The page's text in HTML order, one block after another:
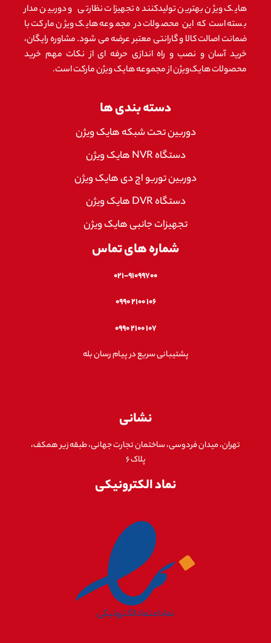
هایک ویژن بهترین تولیدکننده تجهیزات نظارتی و دوربین مدار
بسته است که این محصولات در مجموعه هایک ویژن مارکت با
ضمانت اصالت کالا و گارانتی معتبر عرضه می شود. مشاوره رایگان،
خرید آسان و نصب و راه اندازی حرفه ای از نکات مهم خرید
محصولات هایک‌ویژن از مجموعه هایک ویژن مارکت است.
دسته بندی ها
دوربین تحت شبکه هایک ویژن
دستگاه NVR هایک ویژن
دوربین توربو اچ دی هایک ویژن
دستگاه DVR هایک ویژن
تجهیزات جانبی هایک ویژن
شماره های تماس
۰۲۱-۹۱۰۹۹۷۰۰
۱۰۶ ۲۱۰۰ ۰۹۹۰
۱۰۷ ۲۱۰۰ ۰۹۹۰
پشتیبانی سریع در پیام رسان بله
نشانی
تهران، میدان فردوسی، ساختمان تجارت جهانی، طبقه زیر همکف،
پلاک ۶
نماد الکترونیکی